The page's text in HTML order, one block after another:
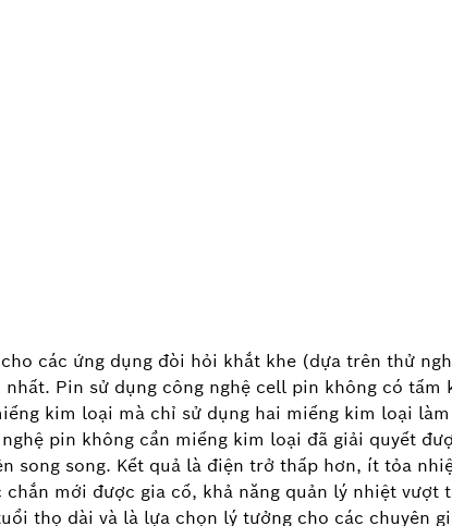
các ứng dụng đòi hỏi khắt khe (dựa trên thử
Pin sử dụng công nghệ cell pin không có tấm
kim loại mà chỉ sử dụng hai miếng kim loại
pin không cần miếng kim loại đã giải quyết
song song. Kết quả là điện trở thấp hơn, ít tỏa
mới được gia cố, khả năng quản lý nhiệt vượt
thọ dài và là lựa chọn lý tưởng cho các chuyên